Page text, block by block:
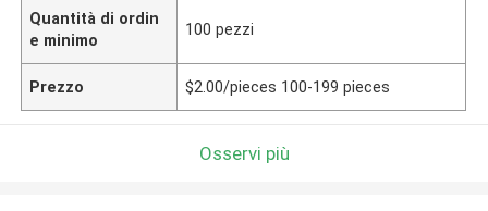
Quantità di ordin
e minimo
100 pezzi
Prezzo $2.00/pieces 100-199 pieces
Osservi più